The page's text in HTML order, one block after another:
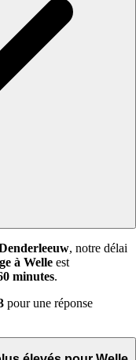
, notre délai
à Welle est
minutes.
pour une réponse